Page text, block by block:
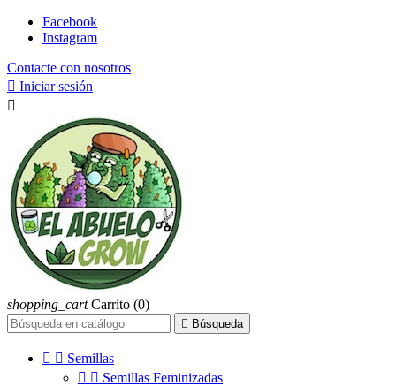
Facebook
Instagram
Contacte con nosotros
 Iniciar sesión

shopping_cart Carrito (0)
 Búsqueda
  Semillas
  Semillas Feminizadas